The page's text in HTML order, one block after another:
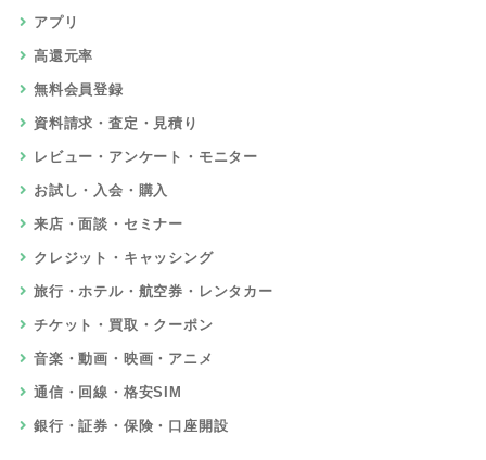
アプリ
高還元率
無料会員登録
資料請求・査定・見積り
レビュー・アンケート・モニター
お試し・入会・購入
来店・面談・セミナー
クレジット・キャッシング
旅行・ホテル・航空券・レンタカー
チケット・買取・クーポン
音楽・動画・映画・アニメ
通信・回線・格安SIM
銀行・証券・保険・口座開設